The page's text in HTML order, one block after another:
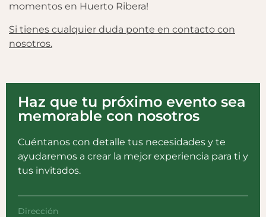
momentos en Huerto Ribera!
Si tienes cualquier duda ponte en contacto con
nosotros.
Haz que tu próximo evento sea
memorable con nosotros
Cuéntanos con detalle tus necesidades y te
ayudaremos a crear la mejor experiencia para ti y
tus invitados.
Dirección